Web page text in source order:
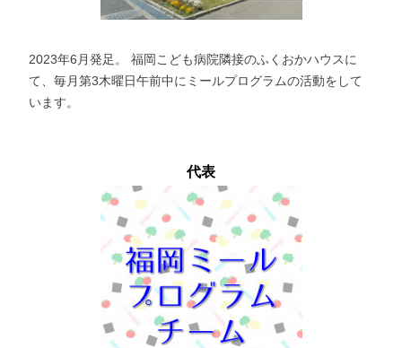
2023年6月発足。 福岡こども病院隣接のふくおかハウスに
て、毎月第3木曜日午前中にミールプログラムの活動をして
います。
代表